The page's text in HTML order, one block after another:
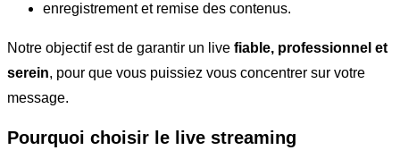
enregistrement et remise des contenus.
Notre objectif est de garantir un live fiable, professionnel et
serein, pour que vous puissiez vous concentrer sur votre
message.
Pourquoi choisir le live streaming